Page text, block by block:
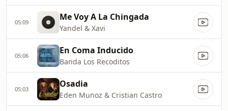
05:09 Me Voy A La Chingada
Yandel & Xavi
05:06 En Coma Inducido
Banda Los Recoditos
05:03 Osadia
Eden Munoz & Cristian Castro